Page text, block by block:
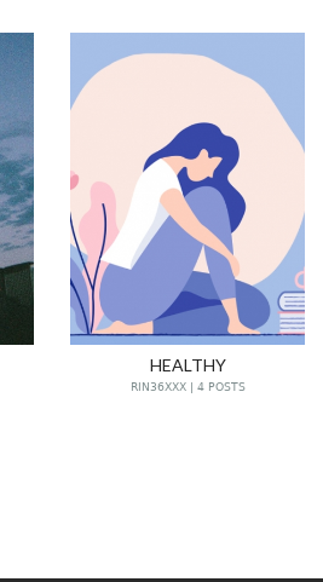
HEALTHY
RIN36XXX | 4 POSTS